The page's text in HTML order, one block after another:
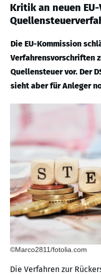
Kritik an neuen
Die EU-Kommission
Verfahrensvorschriften
Quellensteuer vor. Der
sieht aber für Anleger
©Marco2811/fotolia.com
Die Verfahren zur